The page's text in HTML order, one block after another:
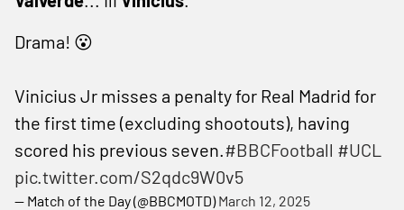
Drama! 😮
Vinicius Jr misses a penalty for Real Madrid for
the first time (excluding shootouts), having
scored his previous seven.#BBCFootball #UCL
pic.twitter.com/S2qdc9W0v5
— Match of the Day (@BBCMOTD)March 12, 2025